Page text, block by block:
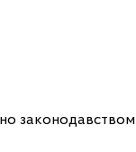
законодавством